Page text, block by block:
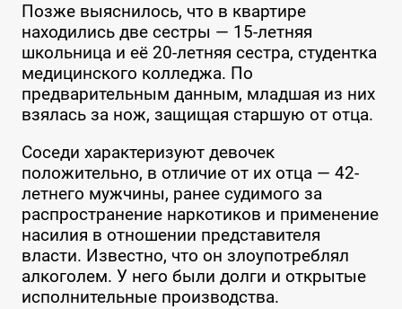
Позже выяснилось, что в квартире
находились две сестры — 15-летняя
школьница и её 20-летняя сестра, студентка
медицинского колледжа. По
предварительным данным, младшая из них
взялась за нож, защищая старшую от отца.
Соседи характеризуют девочек
положительно, в отличие от их отца — 42-
летнего мужчины, ранее судимого за
распространение наркотиков и применение
насилия в отношении представителя
власти. Известно, что он злоупотреблял
алкоголем. У него были долги и открытые
исполнительные производства.